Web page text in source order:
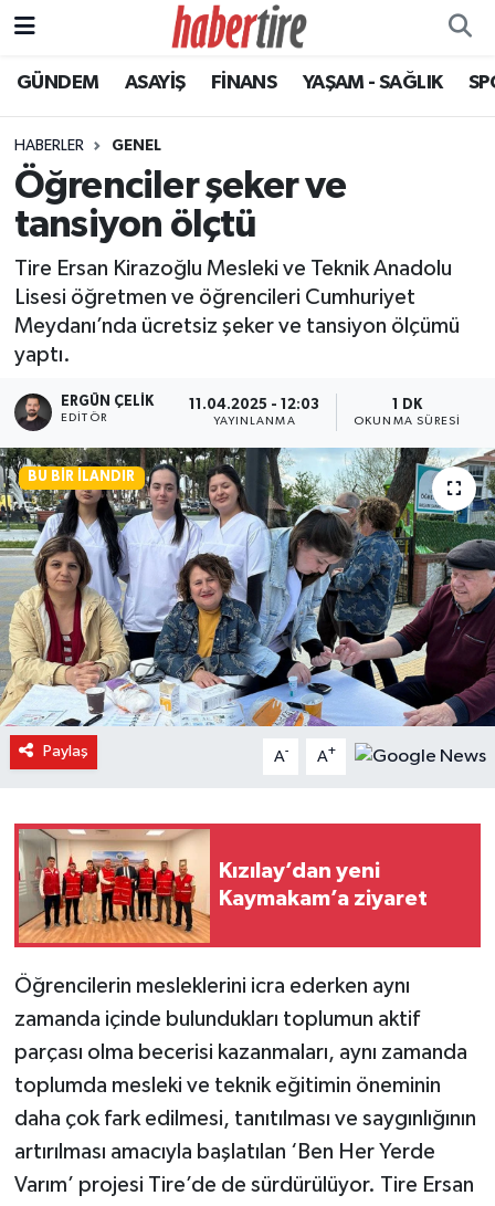
GÜNDEM ASAYİŞ FİNANS YAŞAM - SAĞLIK
HABERLER GENEL
Öğrenciler şeker ve
tansiyon ölçtü
Tire Ersan Kirazoğlu Mesleki ve Teknik Anadolu
Lisesi öğretmen ve öğrencileri Cumhuriyet
Meydanı’nda ücretsiz şeker ve tansiyon ölçümü
yaptı.
ERGÜN ÇELIK
EDITÖR
11.04.2025 - 12:03
YAYINLANMA
1 DK
OKUNMA SÜRESI
BU BIR İLANDIR
Paylaş A- A+
Kızılay’dan yeni
Kaymakam’a ziyaret
Öğrencilerin mesleklerini icra ederken aynı
zamanda içinde bulundukları toplumun aktif
parçası olma becerisi kazanmaları, aynı zamanda
toplumda mesleki ve teknik eğitimin öneminin
daha çok fark edilmesi, tanıtılması ve saygınlığının
artırılması amacıyla başlatılan ‘Ben Her Yerde
Varım’ projesi Tire’de de sürdürülüyor. Tire Ersan
Tire Nöbetçi Eczaneler
Tire Hava Durumu
Tire Trafik Yoğunluk Haritası
Tüm Manşetler
Son Dakika Haberleri
Haber Arşivi